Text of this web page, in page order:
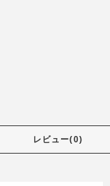
レビュー(0)